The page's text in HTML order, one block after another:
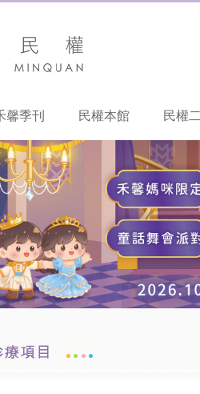
馨季刊 民權本館 民權